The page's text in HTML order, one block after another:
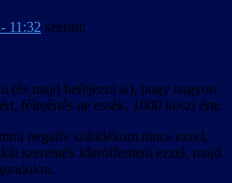
11:32 szerint:
(és majd befejezni is), hogy nagyon
félreértés ne essék, 1000 köszi érte.
negatív szándékom nincs ezzel,
szeretnék ideröffenteni ezzel, majd